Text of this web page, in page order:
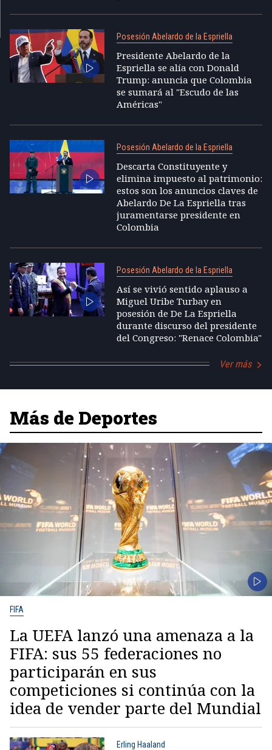
Posesión Abelardo de la Espriella
Presidente Abelardo de la
Espriella se alía con Donald
Trump: anuncia que Colombia
se sumará al "Escudo de las
Américas"
Posesión Abelardo de la Espriella
Descarta Constituyente y
elimina impuesto al patrimonio:
estos son los anuncios claves de
Abelardo De La Espriella tras
juramentarse presidente en
Colombia
Posesión Abelardo de la Espriella
Así se vivió sentido aplauso a
Miguel Uribe Turbay en
posesión de De La Espriella
durante discurso del presidente
del Congreso: "Renace Colombia"
Ver más
Más de Deportes
FIFA
La UEFA lanzó una amenaza a la
FIFA: sus 55 federaciones no
participarán en sus
competiciones si continúa con la
idea de vender parte del Mundial
Erling Haaland